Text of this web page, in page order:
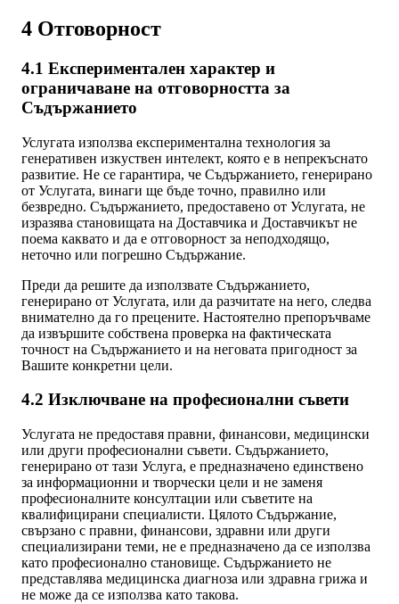
4 Отговорност
4.1 Експериментален характер и
ограничаване на отговорността за
Съдържанието
Услугата използва експериментална технология за
генеративен изкуствен интелект, която е в непрекъснато
развитие. Не се гарантира, че Съдържанието, генерирано
от Услугата, винаги ще бъде точно, правилно или
безвредно. Съдържанието, предоставено от Услугата, не
изразява становищата на Доставчика и Доставчикът не
поема каквато и да е отговорност за неподходящо,
неточно или погрешно Съдържание.
Преди да решите да използвате Съдържанието,
генерирано от Услугата, или да разчитате на него, следва
внимателно да го прецените. Настоятелно препоръчваме
да извършите собствена проверка на фактическата
точност на Съдържанието и на неговата пригодност за
Вашите конкретни цели.
4.2 Изключване на професионални съвети
Услугата не предоставя правни, финансови, медицински
или други професионални съвети. Съдържанието,
генерирано от тази Услуга, е предназначено единствено
за информационни и творчески цели и не заменя
професионалните консултации или съветите на
квалифицирани специалисти. Цялото Съдържание,
свързано с правни, финансови, здравни или други
специализирани теми, не е предназначено да се използва
като професионално становище. Съдържанието не
представлява медицинска диагноза или здравна грижа и
не може да се използва като такова.